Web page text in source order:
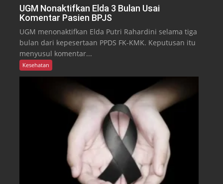
UGM Nonaktifkan Elda 3 Bulan Usai
Komentar Pasien BPJS
UGM menonaktifkan Elda Putri Rahardini selama tiga
bulan dari kepesertaan PPDS FK-KMK. Keputusan itu
menyusul komentar...
Kesehatan